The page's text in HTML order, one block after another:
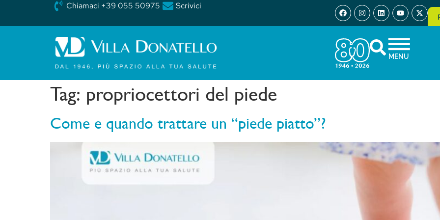
Chiamaci +39 055 50975 Scrivici
MENU
Tag: propriocettori del piede
Come e quando trattare un “piede piatto”?